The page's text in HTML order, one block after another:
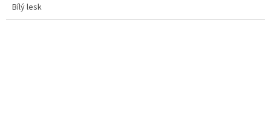
Bílý lesk